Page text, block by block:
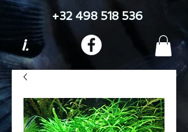
+32 498 518 536
i.